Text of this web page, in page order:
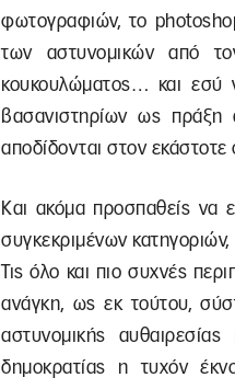
φωτογραφιών, το
των αστυνομικών από
κουκουλώματος… και εσύ
βασανιστηρίων ως πράξη
αποδίδονται στον
Και ακόμα προσπαθείς να
συγκεκριμένων
Τις όλο και πιο συχνές
ανάγκη, ως εκ τούτου,
αστυνομικής
δημοκρατίας η τυχόν